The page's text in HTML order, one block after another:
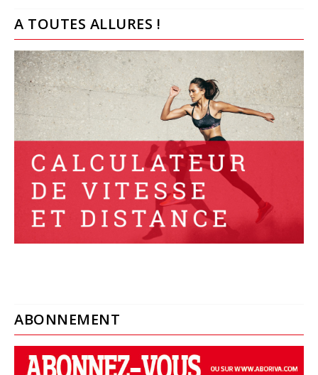
A TOUTES ALLURES !
ABONNEMENT